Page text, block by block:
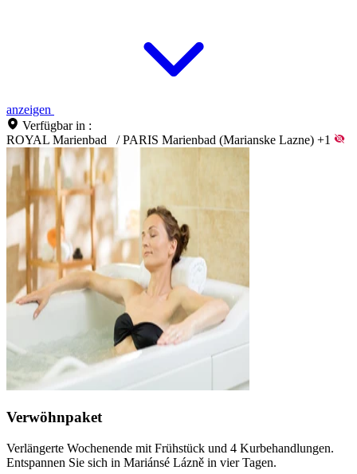
anzeigen
Verfügbar in :
ROYAL Marienbad
/ PARIS Marienbad (Marianske Lazne) +1
Verwöhnpaket
Verlängerte Wochenende mit Frühstück und 4 Kurbehandlungen.
Entspannen Sie sich in Mariánsé Lázně in vier Tagen.